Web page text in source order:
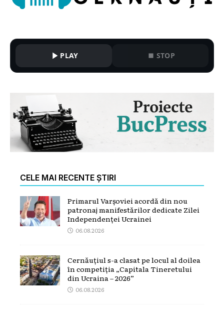
PLAY STOP
CELE MAI RECENTE ȘTIRI
Primarul Varșoviei acordă din nou
patronaj manifestărilor dedicate Zilei
Independenței Ucrainei
06.08.2026
Cernăuțiul s-a clasat pe locul al doilea
în competiția „Capitala Tineretului
din Ucraina – 2026”
06.08.2026